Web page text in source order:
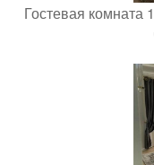
Гостевая комната